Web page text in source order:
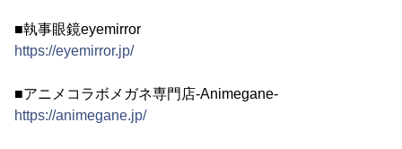
■執事眼鏡eyemirror
https://eyemirror.jp/
■アニメコラボメガネ専門店-Animegane-
https://animegane.jp/